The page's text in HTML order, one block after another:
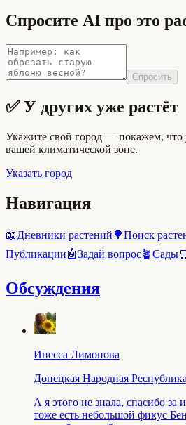
Спросите AI про это
Спросить
✅ У других уже растёт
Укажите свой город — покажем, что
вашей климатической зоне.
Указать город
Навигация
📖Дневники растений 🌳Поиск
Публикации🤖Задай вопрос🪴Сады
Обсуждения
Инесса Лимонова
Донецкая Народная Республика
А я этого не знала, спасибо
тоже есть небольшой фикус